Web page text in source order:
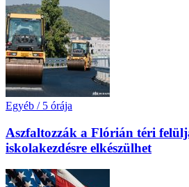
Egyéb / 5 órája
Aszfaltozzák a Flórián téri
iskolakezdésre elkészülhet